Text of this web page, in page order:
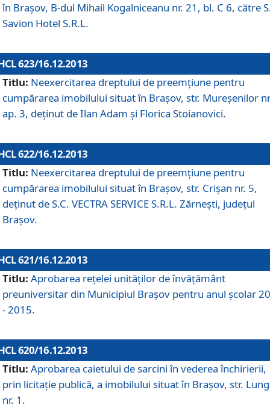
în Braşov, B-dul Mihail Kogalniceanu nr. 21, bl. C 6, către
Savion Hotel S.R.L.
623/16.12.2013
Titlu: Neexercitarea dreptului de preemţiune pentru
cumpărarea imobilului situat în Braşov, str. Mureşenilor
ap. 3, deţinut de Ilan Adam şi Florica Stoianovici.
622/16.12.2013
Titlu: Neexercitarea dreptului de preemţiune pentru
cumpărarea imobilului situat în Braşov, str. Crişan nr. 5,
deţinut de S.C. VECTRA SERVICE S.R.L. Zărneşti, judeţul
Braşov.
621/16.12.2013
Titlu: Aprobarea reţelei unităţilor de învăţământ
preuniversitar din Municipiul Braşov pentru anul şcolar
- 2015.
620/16.12.2013
Titlu: Aprobarea caietului de sarcini în vederea închirierii,
prin licitaţie publică, a imobilului situat în Braşov, str.
nr. 1.